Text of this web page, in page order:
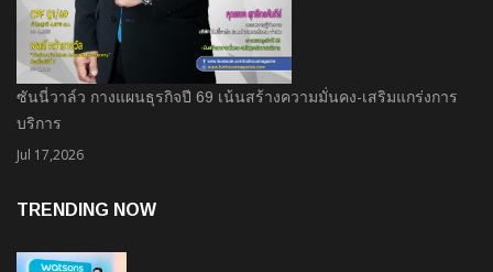
ซันนี่วาล์ว กางแผนธุรกิจปี 69 เน้นสร้างความมั่นคง-เสริมแกร่งการ
บริการ
Jul 17,2026
TRENDING NOW